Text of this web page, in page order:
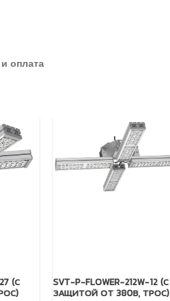
оплата
(С
SVT-P-FLOWER-212W-12 (С
ЗАЩИТОЙ ОТ 380В, ТРОС)